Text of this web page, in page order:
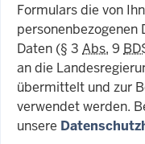
Formulars die von
personenbezogenen
Daten (§ 3 Abs. 9
an die
übermittelt und zur
verwendet werden.
unsere